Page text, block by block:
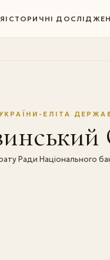
ІСТОРИЧНІ
ЕЛІТА
Ради Національного